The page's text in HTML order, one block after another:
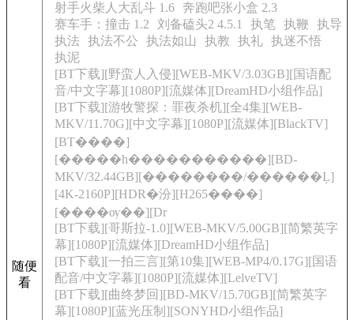
随便
看
射手火柴人大乱斗 1.6 奔跑吧张小盒 2.3
赛车手：撞击 1.2
刘备磕头2 4.5.1 执笔 执鞭
执导
执法 执法不公 执法如山 执教 执礼 执迷不悟
执泥
[BT下载][野蛮人入侵][WEB-MKV/3.03GB][国语配
音/中文字幕][1080P][流媒体][DreamHD小组作品]
[BT下载][游牧警探：罪夜杀机][全4集][WEB-
MKV/11.70G][中文字幕][1080P][流媒体][BlackTV]
[BT����]
[�����һ�����������][BD-
MKV/32.44GB][��������/������Ļ]
[4K-2160P][HDR�汾][H265����]
[����ѹ��][Dr
[BT下载][哥斯拉-1.0][WEB-MKV/5.00GB][简繁英字
幕][1080P][流媒体][DreamHD小组作品]
[BT下载][一拍三言][第10集][WEB-MP4/0.17G][国语
配音/中文字幕][1080P][流媒体][LelveTV]
[BT下载][曲终梦回][BD-MKV/15.70GB][简繁英字
幕][1080P][蓝光压制][SONYHD小组作品]